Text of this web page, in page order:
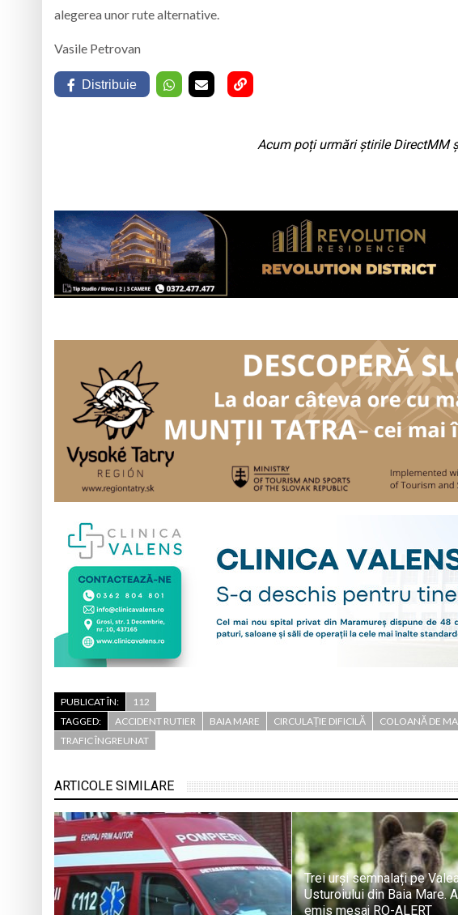
alegerea unor rute alternative.
Vasile Petrovan
Distribuie
Acum poți urmări știrile DirectMM
PUBLICAT ÎN:
112
TAGGED:
ACCIDENT RUTIER BAIA MARE CIRCULAȚIE DIFICILĂ COLOANĂ DE
TRAFIC ÎNGREUNAT
ARTICOLE SIMILARE
Trei urși semnalați pe
Usturoiului din Baia Mare.
emis mesaj RO-ALERT